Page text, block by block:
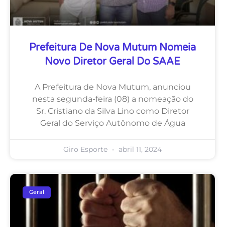
Prefeitura De Nova Mutum Nomeia
Novo Diretor Geral Do SAAE
A Prefeitura de Nova Mutum, anunciou
nesta segunda-feira (08) a nomeação do
Sr. Cristiano da Silva Lino como Diretor
Geral do Serviço Autônomo de Água
Giro Esporte abril 11, 2024
Geral